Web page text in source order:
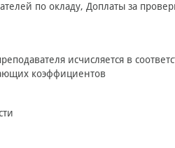
по окладу, Доплаты за
исчисляется в
коэффициентов